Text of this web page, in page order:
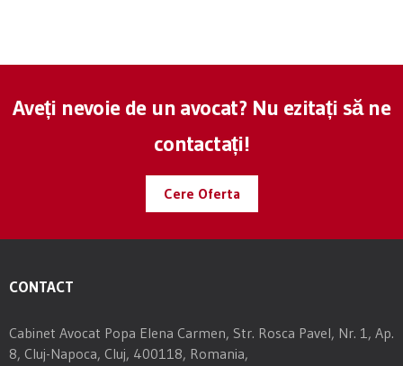
Aveți nevoie de un avocat? Nu ezitați să ne
contactați!
Cere Oferta
CONTACT
Cabinet Avocat Popa Elena Carmen, Str. Rosca Pavel, Nr. 1, Ap.
8, Cluj-Napoca, Cluj, 400118, Romania,